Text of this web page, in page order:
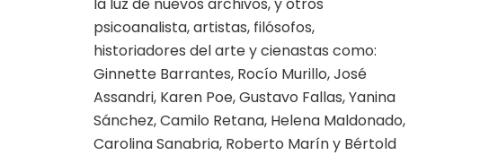
psicoanalista, artistas, filósofos,
historiadores del arte y cienastas como:
Ginnette Barrantes, Rocío Murillo, José
Assandri, Karen Poe, Gustavo Fallas, Yanina
Sánchez, Camilo Retana, Helena Maldonado,
Carolina Sanabria, Roberto Marín y Bértold